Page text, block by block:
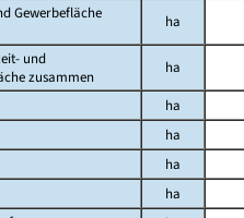
Gewerbefläche
ha
und
zusammen
ha
ha
ha
ha
ha